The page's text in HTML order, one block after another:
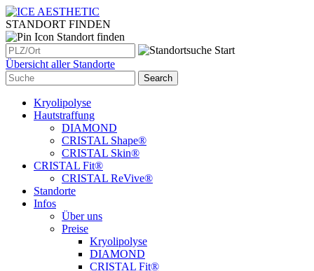
STANDORT FINDEN
Standort finden
Übersicht aller Standorte
Kryolipolyse
Hautstraffung
DIAMOND
CRISTAL Shape®
CRISTAL Skin®
CRISTAL Fit®
CRISTAL ReVive®
Standorte
Infos
Über uns
Preise
Kryolipolyse
DIAMOND
CRISTAL Fit®